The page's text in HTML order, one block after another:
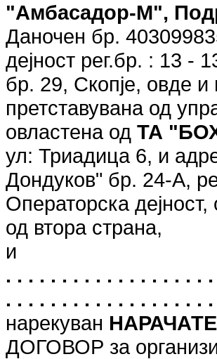
"Амбасадор-М",
Даночен бр.
дејност рег.бр. : 13 -
бр. 29, Скопје, овде
претставувана од
овластена од ТА
ул: Триадица 6, и
Дондуков" бр. 24-А,
Операторска
од втора страна,
и
. . . . . . . . . . . . . . . . . .
. . . . . . . . . . . . . . . . . .
нарекуван
ДОГОВОР за